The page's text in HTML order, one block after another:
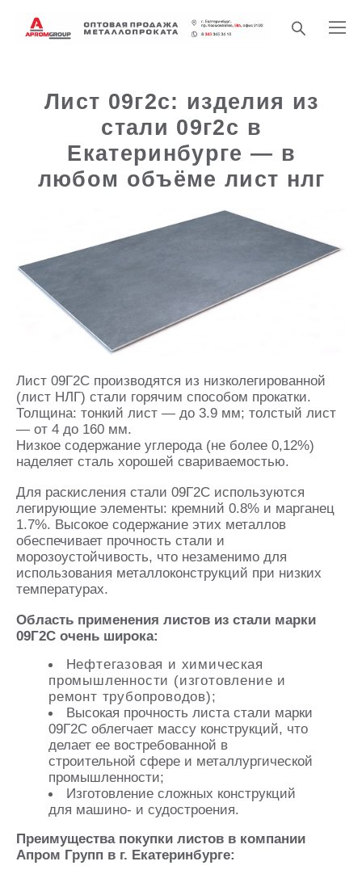
Лист 09г2с: изделия из
стали 09г2с в
Екатеринбурге — в
любом объёме лист нлг
Лист 09Г2С производятся из низколегированной
(лист НЛГ) стали горячим способом прокатки.
Толщина: тонкий лист — до 3.9 мм; толстый лист
— от 4 до 160 мм.
Низкое содержание углерода (не более 0,12%)
наделяет сталь хорошей свариваемостью.
Для раскисления стали 09Г2С используются
легирующие элементы: кремний 0.8% и марганец
1.7%. Высокое содержание этих металлов
обеспечивает прочность стали и
морозоустойчивость, что незаменимо для
использования металлоконструкций при низких
температурах.
Область применения листов из стали марки
09Г2С очень широка:
Нефтегазовая и химическая
промышленности (изготовление и
ремонт трубопроводов);
Высокая прочность листа стали марки
09Г2С облегчает массу конструкций, что
делает ее востребованной в
строительной сфере и металлургической
промышленности;
Изготовление сложных конструкций
для машино- и судостроения.
Преимущества покупки листов в компании
Апром Групп в г. Екатеринбурге: